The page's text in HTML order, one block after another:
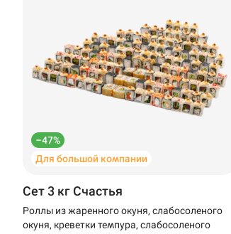
–47%
Для большой компании
Сет 3 кг Счастья
Роллы из жаренного окуня, слабосоленого
окуня, креветки темпура, слабосоленого